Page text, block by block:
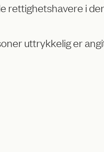
rettighetshavere i
uttrykkelig er